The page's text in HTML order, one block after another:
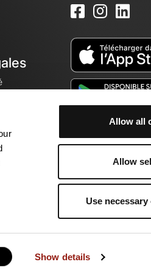
Show details
Allow all
Allow
Use
de passionnés !